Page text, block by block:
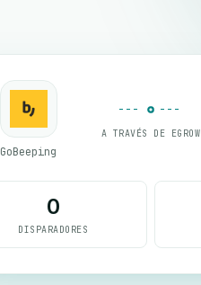
GoBeeping
A TRAVÉS DE EGROW
0
DISPARADORES